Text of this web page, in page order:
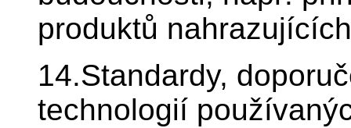
produktů
14.Standardy,
technologií